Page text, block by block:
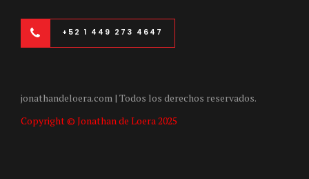
+52 1 449 273 4647
jonathandeloera.com | Todos los derechos reservados.
Copyright © Jonathan de Loera 2025